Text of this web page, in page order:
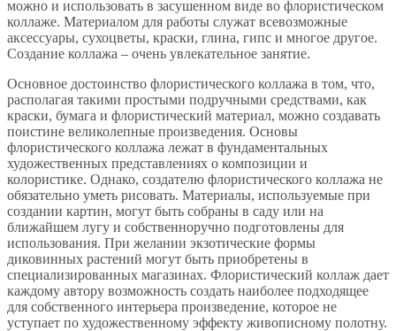
можно и использовать в засушенном виде во флористическом
коллаже. Материалом для работы служат всевозможные
аксессуары, сухоцветы, краски, глина, гипс и многое другое.
Создание коллажа – очень увлекательное занятие.
Основное достоинство флористического коллажа в том, что,
располагая такими простыми подручными средствами, как
краски, бумага и флористический материал, можно создавать
поистине великолепные произведения. Основы
флористического коллажа лежат в фундаментальных
художественных представлениях о композиции и
колористике. Однако, создателю флористического коллажа не
обязательно уметь рисовать. Материалы, используемые при
создании картин, могут быть собраны в саду или на
ближайшем лугу и собственноручно подготовлены для
использования. При желании экзотические формы
диковинных растений могут быть приобретены в
специализированных магазинах. Флористический коллаж дает
каждому автору возможность создать наиболее подходящее
для собственного интерьера произведение, которое не
уступает по художественному эффекту живописному полотну.